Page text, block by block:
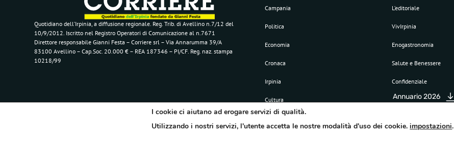
Quotidiano dell’Irpinia, a diffusione regionale. Reg. Trib. di Avellino n.7/12 del
10/9/2012. Iscritto nel Registro Operatori di Comunicazione al n.7671
Direttore responsabile Gianni Festa – Corriere srl – Via Annarumma 39/A
83100 Avellino – Cap.Soc. 20.000 € – REA 187346 – PI/CF. Reg. naz. stampa
10218/99
Campania
Politica
Economia
Cronaca
Irpinia
Cultura
L’editoriale
VivIrpinia
Enogastronomia
Salute e Benessere
Confidenziale
Annuario 2026
I cookie ci aiutano ad erogare servizi di qualità.
Utilizzando i nostri servizi, l'utente accetta le nostre modalità d'uso dei cookie.impostazioni.